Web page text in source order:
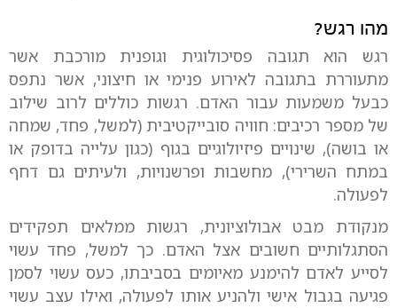
מהו רגש?
רגש הוא תגובה פסיכולוגית וגופנית מורכבת אשר
מתעוררת בתגובה לאירוע פנימי או חיצוני, אשר נתפס
כבעל משמעות עבור האדם. רגשות כוללים לרוב שילוב
של מספר רכיבים: חוויה סובייקטיבית (למשל, פחד, שמחה
או בושה), שינויים פיזיולוגיים בגוף (כגון עלייה בדופק או
במתח השרירי), מחשבות ופרשנויות, ולעיתים גם דחף
לפעולה.
מנקודת מבט אבולוציונית, רגשות ממלאים תפקידים
הסתגלותיים חשובים אצל האדם. כך למשל, פחד עשוי
לסייע לאדם להימנע מאיומים בסביבתו, כעס עשוי לסמן
פגיעה בגבול אישי ולהניע אותו לפעולה, ואילו עצב עשוי